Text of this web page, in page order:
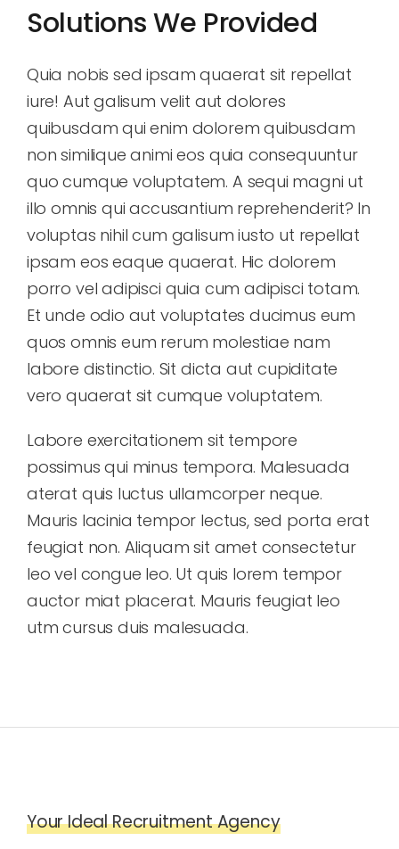
Solutions We Provided
Quia nobis sed ipsam quaerat sit repellat
iure! Aut galisum velit aut dolores
quibusdam qui enim dolorem quibusdam
non similique animi eos quia consequuntur
quo cumque voluptatem. A sequi magni ut
illo omnis qui accusantium reprehenderit? In
voluptas nihil cum galisum iusto ut repellat
ipsam eos eaque quaerat. Hic dolorem
porro vel adipisci quia cum adipisci totam.
Et unde odio aut voluptates ducimus eum
quos omnis eum rerum molestiae nam
labore distinctio. Sit dicta aut cupiditate
vero quaerat sit cumque voluptatem.
Labore exercitationem sit tempore
possimus qui minus tempora. Malesuada
aterat quis luctus ullamcorper neque.
Mauris lacinia tempor lectus, sed porta erat
feugiat non. Aliquam sit amet consectetur
leo vel congue leo. Ut quis lorem tempor
auctor miat placerat. Mauris feugiat leo
utm cursus duis malesuada.
Your Ideal Recruitment Agency